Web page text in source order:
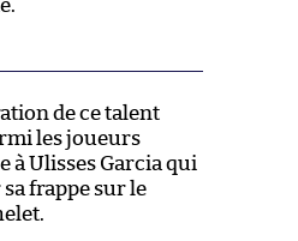
de ce talent
les joueurs
à Ulisses Garcia qui
frappe sur le